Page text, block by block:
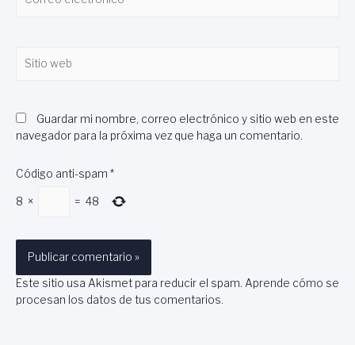
electrónico*
web
Guardar mi nombre, correo electrónico y sitio web en este
navegador para la próxima vez que haga un comentario.
Código anti-spam *
8 × = 48
Este sitio usa Akismet para reducir el spam. Aprende cómo se
procesan los datos de tus comentarios.